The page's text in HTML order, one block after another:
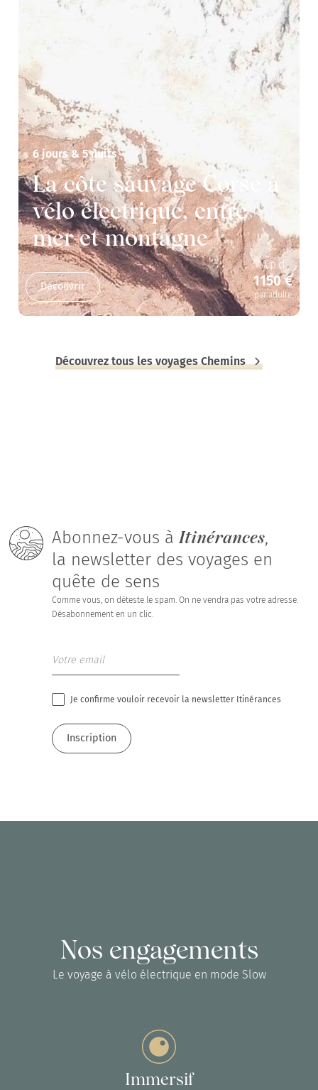
6 jours & 5 nuits
La côte sauvage Corse à
vélo électrique, entre
mer et montagne
Découvrir
A.p.d
1150 €
par adulte
Découvrez tous les voyages Chemins
Abonnez-vous àItinérances,
la newsletter des voyages en
quête de sens
Comme vous, on déteste le spam. On ne vendra pas votre adresse.
Désabonnement en un clic.
Je confirme vouloir recevoir la newsletter Itinérances
Nos engagements
Le voyage à vélo électrique en mode Slow
Immersif